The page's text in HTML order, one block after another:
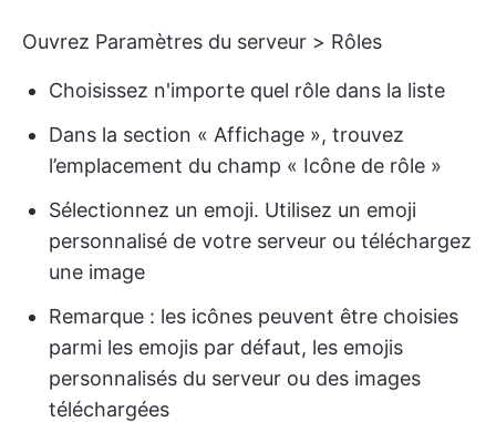
Ouvrez Paramètres du serveur > Rôles
Choisissez n'importe quel rôle dans la liste
Dans la section « Affichage », trouvez
l’emplacement du champ « Icône de rôle »
Sélectionnez un emoji. Utilisez un emoji
personnalisé de votre serveur ou téléchargez
une image
Remarque : les icônes peuvent être choisies
parmi les emojis par défaut, les emojis
personnalisés du serveur ou des images
téléchargées